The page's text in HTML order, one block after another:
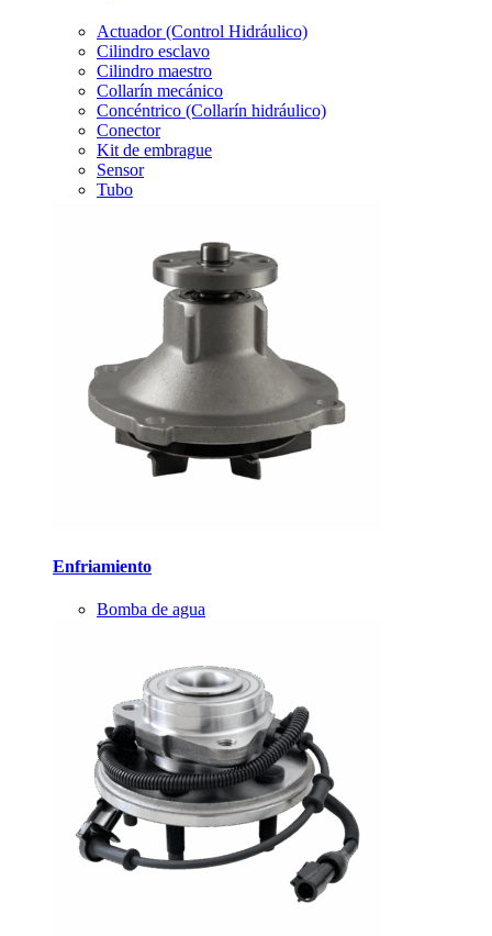
Actuador (Control Hidráulico)
Cilindro esclavo
Cilindro maestro
Collarín mecánico
Concéntrico (Collarín hidráulico)
Conector
Kit de embrague
Sensor
Tubo
Enfriamiento
Bomba de agua